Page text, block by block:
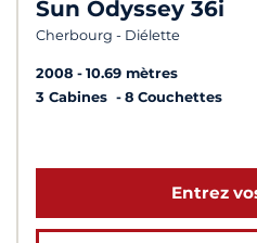
Sun Odyssey 36i
Cherbourg - Diélette
2008
10.69 mètres
3 Cabines
8 Couchettes
Entrez